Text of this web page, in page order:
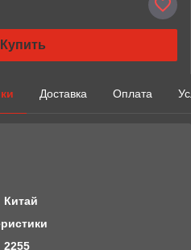
Купить
Доставка Оплата
Китай
2255